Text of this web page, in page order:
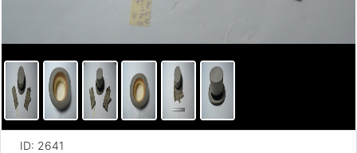
ID: 2641